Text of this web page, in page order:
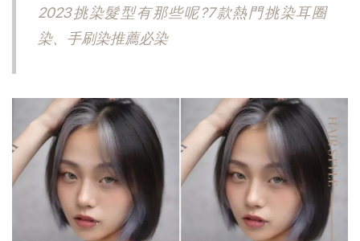
2023挑染髮型有那些呢?7款熱門挑染耳圈
染、手刷染推薦必染